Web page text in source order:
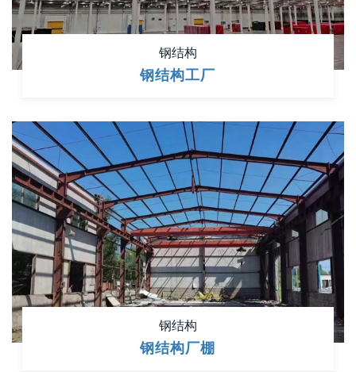
钢结构
钢结构工厂
钢结构
钢结构厂棚